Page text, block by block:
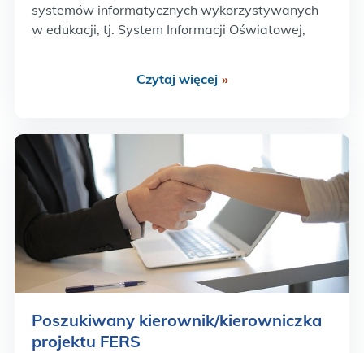
systemów informatycznych wykorzystywanych
w edukacji, tj. System Informacji Oświatowej,
perspektywie finansowej Centrum bierze udział
Społecznego. Adresatami działań są przede…
Czytaj więcej »
Poszukiwany kierownik/kierowniczka
projektu FERS